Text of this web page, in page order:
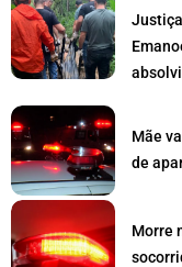
Mãe
de
Morre